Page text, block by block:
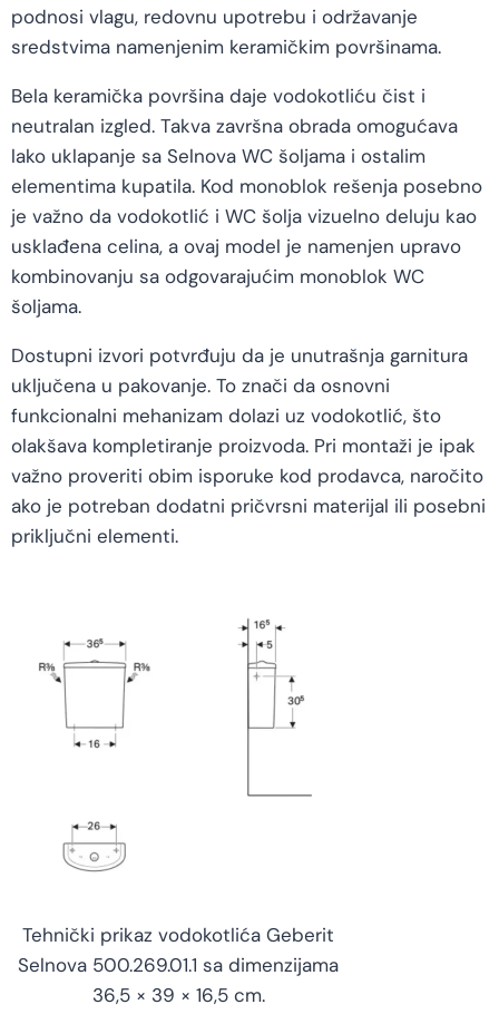
podnosi vlagu, redovnu upotrebu i održavanje
sredstvima namenjenim keramičkim površinama.
Bela keramička površina daje vodokotliću čist i
neutralan izgled. Takva završna obrada omogućava
lako uklapanje sa Selnova WC šoljama i ostalim
elementima kupatila. Kod monoblok rešenja posebno
je važno da vodokotlić i WC šolja vizuelno deluju kao
usklađena celina, a ovaj model je namenjen upravo
kombinovanju sa odgovarajućim monoblok WC
šoljama.
Dostupni izvori potvrđuju da je unutrašnja garnitura
uključena u pakovanje. To znači da osnovni
funkcionalni mehanizam dolazi uz vodokotlić, što
olakšava kompletiranje proizvoda. Pri montaži je ipak
važno proveriti obim isporuke kod prodavca, naročito
ako je potreban dodatni pričvrsni materijal ili posebni
priključni elementi.
Tehnički prikaz vodokotlića Geberit
Selnova 500.269.01.1 sa dimenzijama
36,5 × 39 × 16,5 cm.